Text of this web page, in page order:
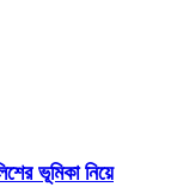
ভূমিকা নিয়ে